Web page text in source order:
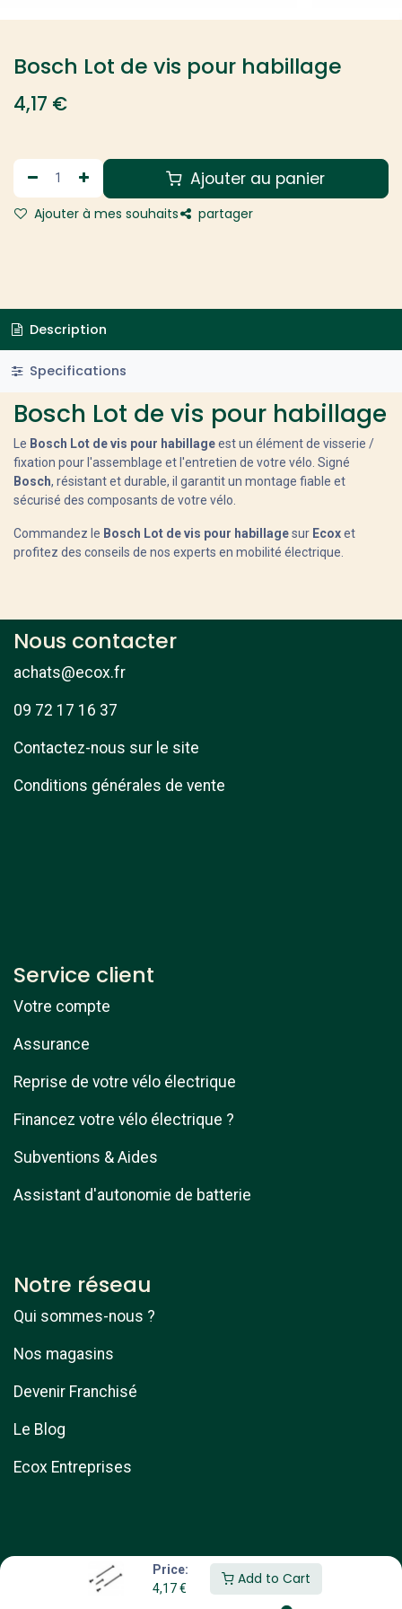
Price:
4,17€
Add to Cart
Bosch Lot de vis pour habillage
4,17 €
Ajouter au panier
Ajouter à mes souhaits partager
Description
Specifications
Bosch Lot de vis pour habillage
Le Bosch Lot de vis pour habillageest un élément de visserie /
fixation pour l'assemblage et l'entretien de votre vélo. Signé
Bosch, résistant et durable, il garantit un montage fiable et
sécurisé des composants de votre vélo.
Commandez le Bosch Lot de vis pour habillagesur Ecoxet
profitez des conseils de nos experts en mobilité électrique.
Nous contacter
achats@ecox.fr
09 72 17 16 37
Contactez-nous sur le site
Conditions générales de vente
Service client
Votre compte
Assurance
Reprise de votre vélo électrique
Financez votre vélo électrique ?
Subventions & Aides
Assistant d'autonomie de batterie
Notre réseau
Qui sommes-nous ?
Nos magasins
Devenir Franchisé
Le Blog
Ecox Entreprises